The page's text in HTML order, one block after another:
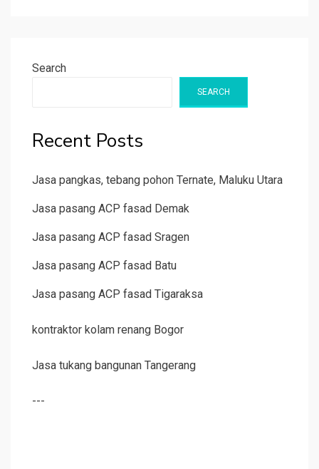
Search
SEARCH
Recent Posts
Jasa pangkas, tebang pohon Ternate, Maluku Utara
Jasa pasang ACP fasad Demak
Jasa pasang ACP fasad Sragen
Jasa pasang ACP fasad Batu
Jasa pasang ACP fasad Tigaraksa
kontraktor kolam renang Bogor
Jasa tukang bangunan Tangerang
---